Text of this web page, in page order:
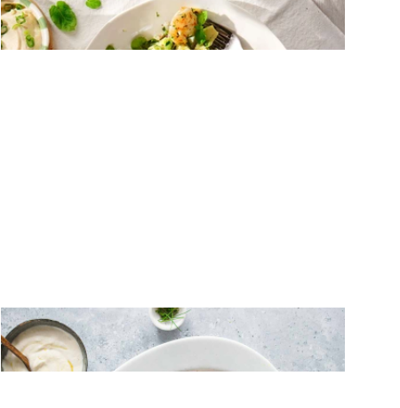
Γαριδοσαλάτα
Σαλάτα με παντζαρόφυλλα και
μαριναρισμένα παντζάρια
ΣΑΛΑΤΕΣ